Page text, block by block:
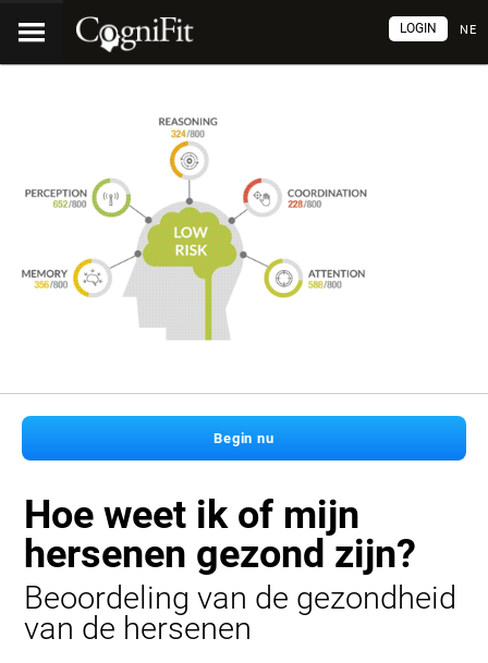
NE
LOGIN
Begin nu
Hoe weet ik of mijn
hersenen gezond zijn?
Beoordeling van de gezondheid
van de hersenen